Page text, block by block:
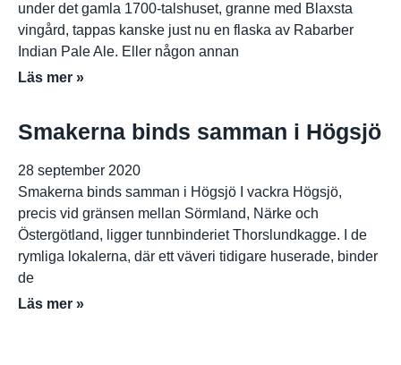
under det gamla 1700-talshuset, granne med Blaxsta
vingård, tappas kanske just nu en flaska av Rabarber
Indian Pale Ale. Eller någon annan
Läs mer »
Smakerna binds samman i Högsjö
28 september 2020
Smakerna binds samman i Högsjö I vackra Högsjö,
precis vid gränsen mellan Sörmland, Närke och
Östergötland, ligger tunnbinderiet Thorslundkagge. I de
rymliga lokalerna, där ett väveri tidigare huserade, binder
de
Läs mer »